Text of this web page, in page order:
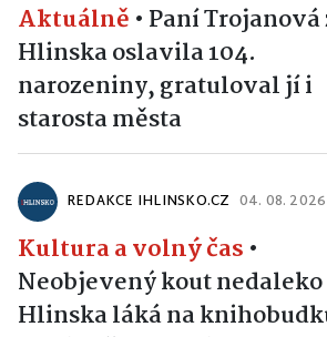
Aktuálně • Paní Trojanová
Hlinska oslavila 104.
narozeniny, gratuloval jí i
starosta města
REDAKCE IHLINSKO.CZ 04. 08. 2026
Kultura a volný čas •
Neobjevený kout nedaleko
Hlinska láká na